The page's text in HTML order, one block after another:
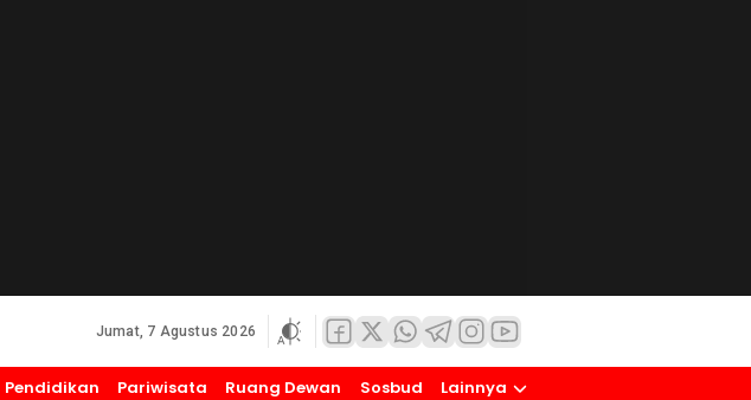
Jumat, 7 Agustus 2026
Pendidikan Pariwisata Ruang Dewan Sosbud Lainnya